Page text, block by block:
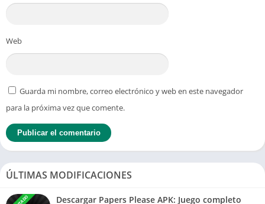
Web
Guarda mi nombre, correo electrónico y web en este navegador
para la próxima vez que comente.
ÚLTIMAS MODIFICACIONES
Descargar Papers Please APK: Juego completo